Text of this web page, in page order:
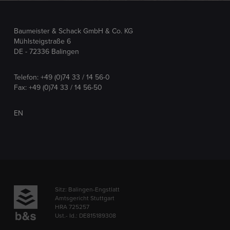
Baumeister & Schack GmbH & Co. KG
Mühlsteigstraße 6
DE - 72336 Balingen
Telefon: +49 (0)74 33 / 14 56-0
Fax: +49 (0)74 33 / 14 56-50
EN
Sitz: Balingen-Engstlatt
Amtsgericht Stuttgart
HRA 725257
Ust.- Id.: DE815189308